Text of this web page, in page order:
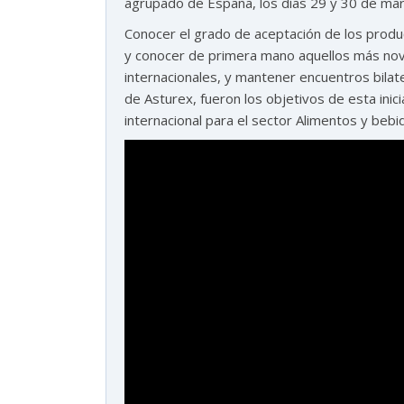
Conocer el grado de aceptación de los
y conocer de primera mano aquellos más
internacionales, y mantener encuentros
de Asturex, fueron los objetivos de esta
internacional para el sector Alimentos y
¡Hola, soy Astu
Estoy aquí para ayudarte
con la internacionalización de tu empresa e
informarte sobre los eventos y actividades
que lleva a cabo Asturex.